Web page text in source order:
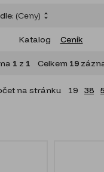
(Ceny)
Katalog Ceník
1 z 1 Celkem 19
na stránku 19 38